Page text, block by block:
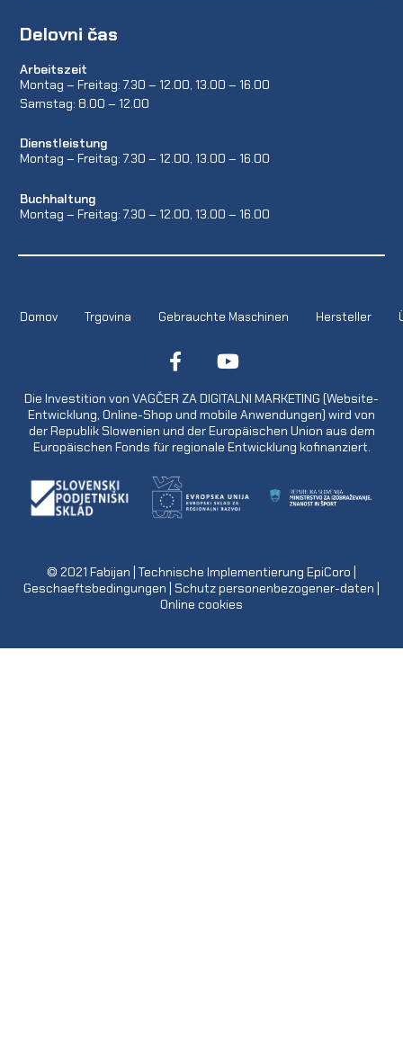
Delovni čas
Arbeitszeit
Montag – Freitag: 7.30 – 12.00, 13.00 – 16.00
Samstag: 8.00 – 12.00
Dienstleistung
Montag – Freitag: 7.30 – 12.00, 13.00 – 16.00
Buchhaltung
Montag – Freitag: 7.30 – 12.00, 13.00 – 16.00
Domov Trgovina Gebrauchte Maschinen Hersteller
Die Investition von VAGČER ZA DIGITALNI MARKETING (Website-
Entwicklung, Online-Shop und mobile Anwendungen) wird von
der Republik Slowenien und der Europäischen Union aus dem
Europäischen Fonds für regionale Entwicklung kofinanziert.
© 2021 Fabijan | Technische Implementierung EpiCoro
Geschaeftsbedingungen Schutz personenbezogener-daten
Online cookies